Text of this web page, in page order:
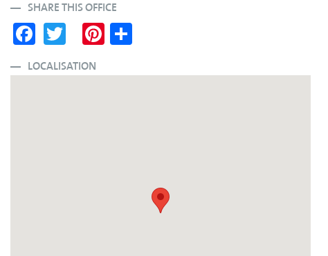
SHARE THIS OFFICE
Fa
ce
bo
wi
tte
Pi
nt
er re
LOCALISATION